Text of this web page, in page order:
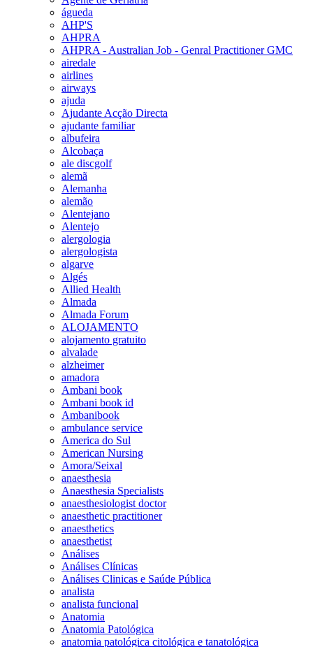
águeda
AHP'S
AHPRA
AHPRA - Australian Job - Genral Practitioner GMC
airedale
airlines
airways
ajuda
Ajudante Acção Directa
ajudante familiar
albufeira
Alcobaça
ale discgolf
alemã
Alemanha
alemão
Alentejano
Alentejo
alergologia
alergologista
algarve
Algés
Allied Health
Almada
Almada Forum
ALOJAMENTO
alojamento gratuito
alvalade
alzheimer
amadora
Ambani book
Ambani book id
Ambanibook
ambulance service
America do Sul
American Nursing
Amora/Seixal
anaesthesia
Anaesthesia Specialists
anaesthesiologist doctor
anaesthetic practitioner
anaesthetics
anaesthetist
Análises
Análises Clínicas
Análises Clinicas e Saúde Pública
analista
analista funcional
Anatomia
Anatomia Patológica
anatomia patológica citológica e tanatológica